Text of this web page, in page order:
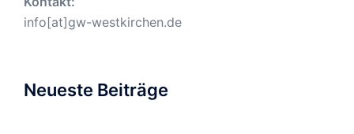
info[at]gw-westkirchen.de
Neueste Beiträge